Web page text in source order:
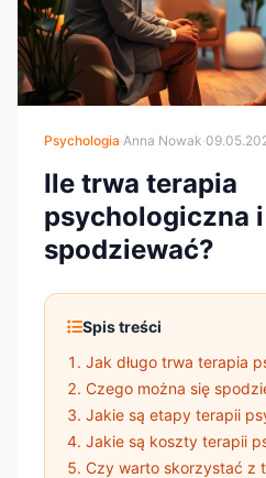
Psychologia·Anna Nowak·
Ile trwa terapia
psychologiczna
spodziewać?
Spis treści
Jak długo trwa terapia
Czego można się
Jakie są etapy terapii
Jakie są koszty terapii
Czy warto skorzystać z